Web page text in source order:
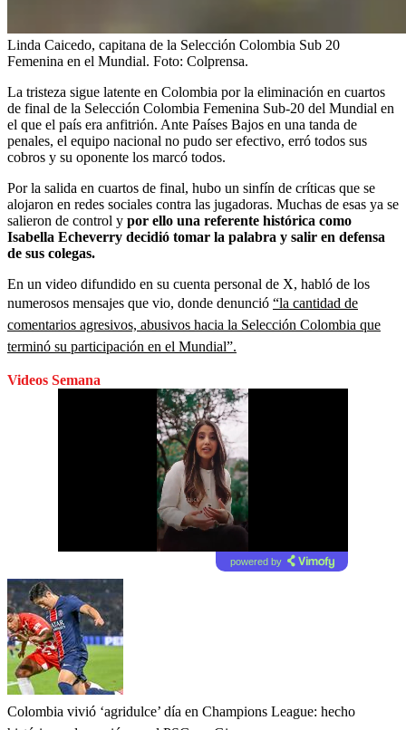
Linda Caicedo, capitana de la Selección Colombia Sub 20
Femenina en el Mundial. Foto: Colprensa.
La tristeza sigue latente en Colombia por la eliminación en cuartos
de final de la Selección Colombia Femenina Sub-20 del Mundial en
el que el país era anfitrión. Ante Países Bajos en una tanda de
penales, el equipo nacional no pudo ser efectivo, erró todos sus
cobros y su oponente los marcó todos.
Por la salida en cuartos de final, hubo un sinfín de críticas que se
alojaron en redes sociales contra las jugadoras. Muchas de esas ya se
salieron de control y por ello una referente histórica como
Isabella Echeverry decidió tomar la palabra y salir en defensa
de sus colegas.
En un video difundido en su cuenta personal de X, habló de los
numerosos mensajes que vio, donde denunció “la cantidad de
comentarios agresivos, abusivos hacia la Selección Colombia que
terminó su participación en el Mundial”.
Videos Semana
powered by
Colombia vivió ‘agridulce’ día en Champions League: hecho